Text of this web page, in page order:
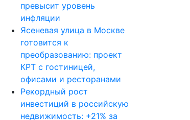
превысит уровень
инфляции
Ясеневая улица в Москве
готовится к
преобразованию: проект
КРТ с гостиницей,
офисами и ресторанами
Рекордный рост
инвестиций в российскую
недвижимость: +21% за